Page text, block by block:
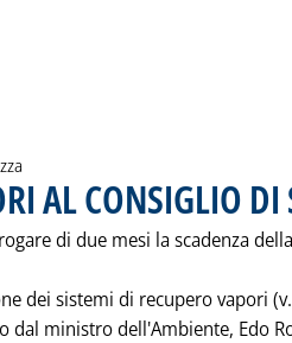
AL CONSIGLIO DI
di due mesi la scadenza della
dei sistemi di recupero vapori (v.
dal ministro dell'Ambiente, Edo